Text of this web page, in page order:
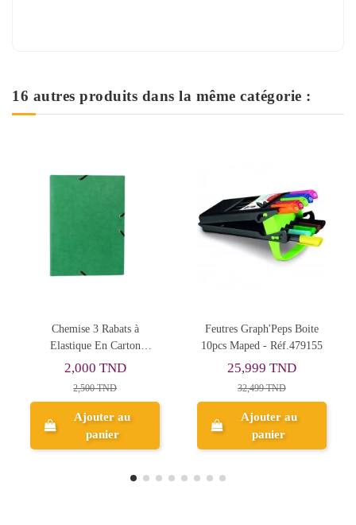
16 autres produits dans la même catégorie :
Feutres Graph'Peps Boite
10pcs Maped - Réf.479155
25,999 TND
32,499 TND
Ajouter au
panier
Cartouches d'Encre
PARKER - Noir -
Réf.1950382
8,397 TND
10,496 TND
Ajouter au
panier